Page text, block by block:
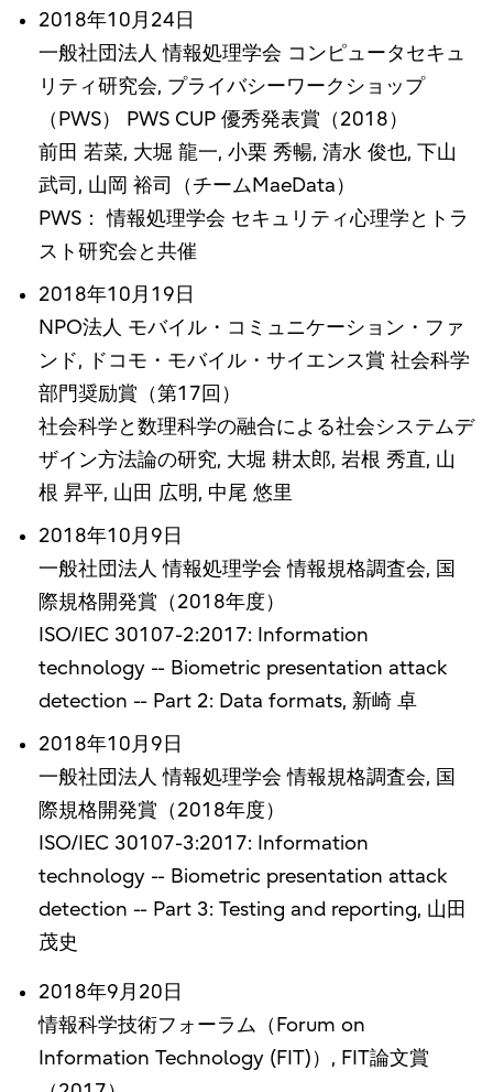
2018年10月24日
一般社団法人 情報処理学会 コンピュータセキュ
リティ研究会, プライバシーワークショップ
（PWS） PWS CUP 優秀発表賞（2018）
前田 若菜, 大堀 龍一, 小栗 秀暢, 清水 俊也, 下山
武司, 山岡 裕司（チームMaeData）
PWS： 情報処理学会 セキュリティ心理学とトラ
スト研究会と共催
2018年10月19日
NPO法人 モバイル・コミュニケーション・ファ
ンド, ドコモ・モバイル・サイエンス賞 社会科学
部門奨励賞（第17回）
社会科学と数理科学の融合による社会システムデ
ザイン方法論の研究, 大堀 耕太郎, 岩根 秀直, 山
根 昇平, 山田 広明, 中尾 悠里
2018年10月9日
一般社団法人 情報処理学会 情報規格調査会, 国
際規格開発賞（2018年度）
ISO/IEC 30107-2:2017: Information
technology -- Biometric presentation attack
detection -- Part 2: Data formats, 新崎 卓
2018年10月9日
一般社団法人 情報処理学会 情報規格調査会, 国
際規格開発賞（2018年度）
ISO/IEC 30107-3:2017: Information
technology -- Biometric presentation attack
detection -- Part 3: Testing and reporting, 山田
茂史
2018年9月20日
情報科学技術フォーラム（Forum on
Information Technology (FIT)）, FIT論文賞